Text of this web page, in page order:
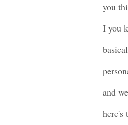
you
I you
and
here's